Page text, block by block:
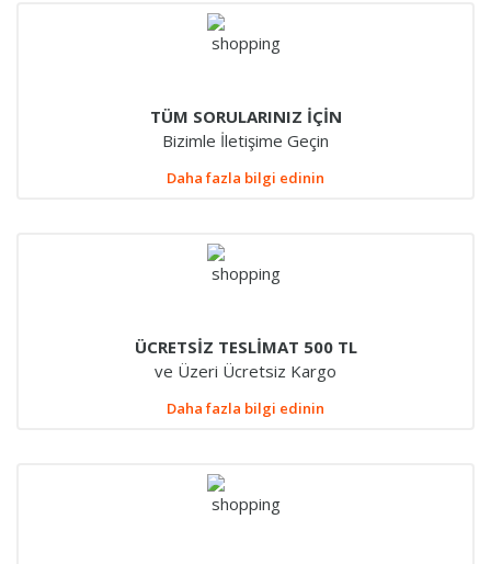
TÜM SORULARINIZ İÇİN
Bizimle İletişime Geçin
Daha fazla bilgi edinin
ÜCRETSİZ TESLİMAT 500 TL
ve Üzeri Ücretsiz Kargo
Daha fazla bilgi edinin